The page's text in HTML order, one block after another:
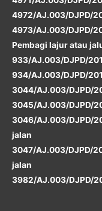
4972/AJ.003/DJPD/
4973/AJ.003/DJPD/
Pembagi lajur atau
933/AJ.003/DJPD/
934/AJ.003/DJPD/
3044/AJ.003/DJPD/
3045/AJ.003/DJPD/
3046/AJ.003/DJPD/
jalan
3047/AJ.003/DJPD/
jalan
3982/AJ.003/DJPD/